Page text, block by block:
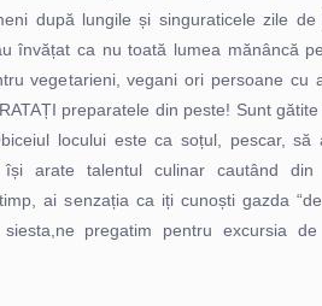
după lungile și singuraticele zile de
învățat ca nu toată lumea mănâncă
vegetarieni, vegani ori persoane cu
preparatele din peste! Sunt gătite
locului este ca soțul, pescar, să
arate talentul culinar cautând din
ai senzația ca iți cunoști gazda
pregatim pentru excursia